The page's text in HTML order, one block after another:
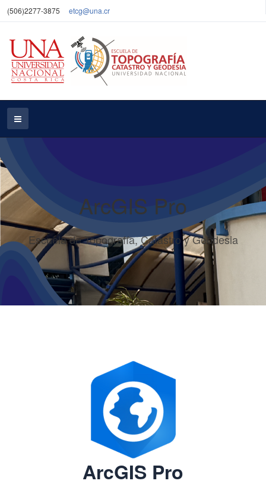
(506)2277-3875 etcg@una.cr
ArcGIS Pro
Escuela de Topografía, Catastro y Geodesia
ArcGIS Pro